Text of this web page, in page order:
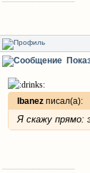
Ibanez писал(а):
Я скажу прямо: